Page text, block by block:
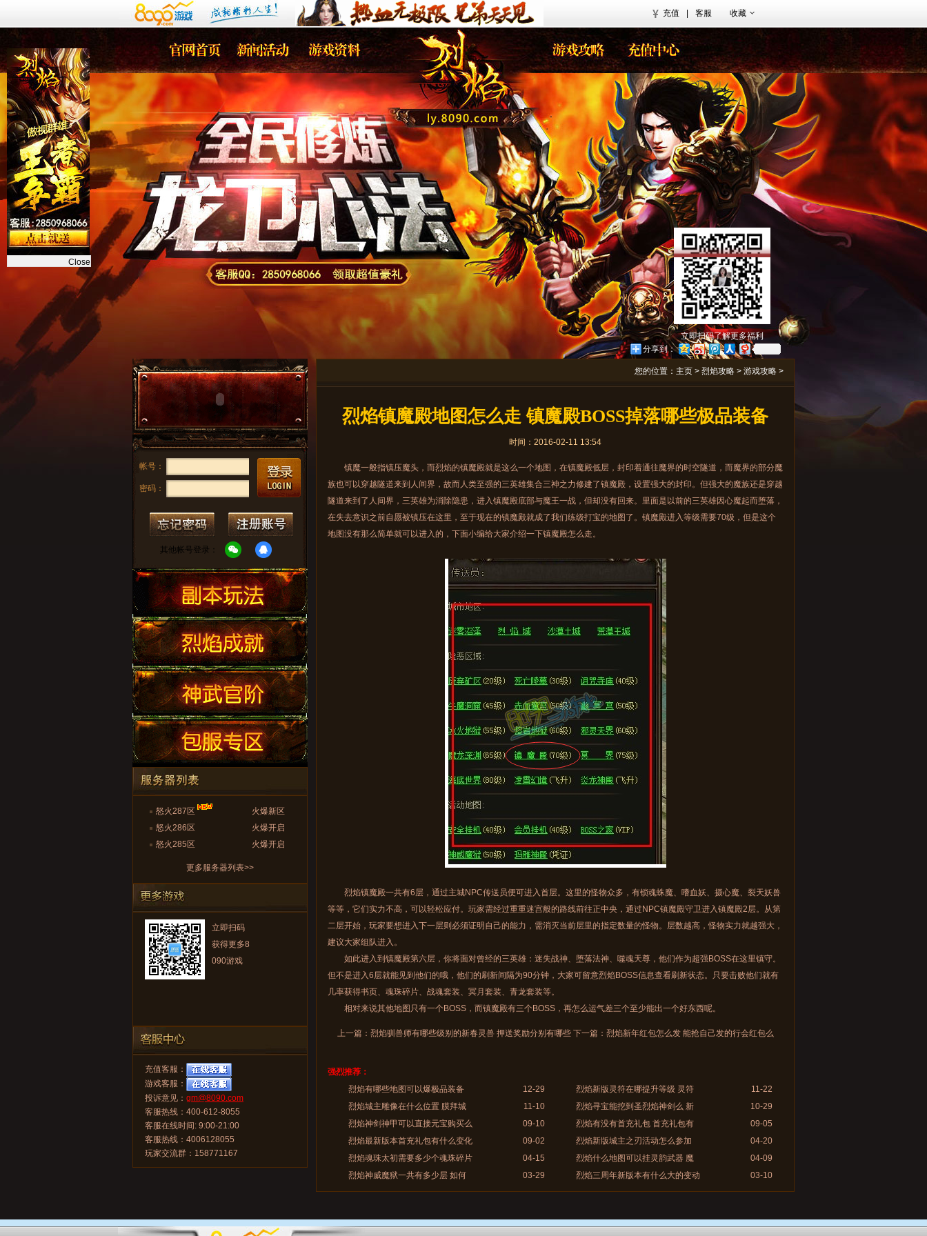
Close
充值 客服 收藏
立即扫码了解更多福利
分享到：
帐号：
密码：
其他帐号登录：
火爆新区
怒火287区
火爆开启
怒火286区
火爆开启
怒火285区
更多服务器列表>>
立即扫码
获得更多8
090游戏
充值客服：
游戏客服：
投诉意见： gm@8090.com
客服热线：400-612-8055
客服在线时间: 9:00-21:00
客服热线：4006128055
玩家交流群：158771167
您的位置： 主页 > 烈焰攻略 > 游戏攻略 >
烈焰镇魔殿地图怎么走 镇魔殿BOSS掉落哪些极品装备
时间：2016-02-11 13:54
镇魔一般指镇压魔头，而烈焰的镇魔殿就是这么一个地图，在镇魔殿低层，封印着通往魔界的时空隧道，而魔界的部分魔
族也可以穿越隧道来到人间界，故而人类至强的三英雄集合三神之力修建了镇魔殿，设置强大的封印。但强大的魔族还是穿越
隧道来到了人间界，三英雄为消除隐患，进入镇魔殿底部与魔王一战，但却没有回来。里面是以前的三英雄因心魔起而堕落，
在失去意识之前自愿被镇压在这里，至于现在的镇魔殿就成了我们练级打宝的地图了。镇魔殿进入等级需要70级，但是这个
地图没有那么简单就可以进入的，下面小编给大家介绍一下镇魔殿怎么走。
烈焰镇魔殿一共有6层，通过主城NPC传送员便可进入首层。这里的怪物众多，有锁魂蛛魔、嗜血妖、摄心魔、裂天妖兽
等等，它们实力不高，可以轻松应付。玩家需经过重重迷宫般的路线前往正中央，通过NPC镇魔殿守卫进入镇魔殿2层。从第
二层开始，玩家要想进入下一层则必须证明自己的能力，需消灭当前层里的指定数量的怪物。层数越高，怪物实力就越强大，
建议大家组队进入。
如此进入到镇魔殿第六层，你将面对曾经的三英雄：迷失战神、堕落法神、噬魂天尊，他们作为超强BOSS在这里镇守。
但不是进入6层就能见到他们的哦，他们的刷新间隔为90分钟，大家可留意烈焰BOSS信息查看刷新状态。只要击败他们就有
几率获得书页、魂珠碎片、战魂套装、冥月套装、青龙套装等。
相对来说其他地图只有一个BOSS，而镇魔殿有三个BOSS，再怎么运气差三个至少能出一个好东西呢。
上一篇： 烈焰驯兽师有哪些级别的新春灵兽 押送奖励分别有哪些下一篇： 烈焰新年红包怎么发 能抢自己发的行会红包么
强烈推荐：
烈焰有哪些地图可以爆极品装备
12-29 烈焰新版灵符在哪提升等级 灵符
11-22
烈焰城主雕像在什么位置 膜拜城
11-10 烈焰寻宝能挖到圣烈焰神剑么 新
10-29
烈焰神剑神甲可以直接元宝购买么
09-10 烈焰有没有首充礼包 首充礼包有
09-05
烈焰最新版本首充礼包有什么变化
09-02 烈焰新版城主之刃活动怎么参加
04-20
烈焰魂珠太初需要多少个魂珠碎片
04-15 烈焰什么地图可以挂灵韵武器 魔
04-09
烈焰神威魔狱一共有多少层 如何
03-29 烈焰三周年新版本有什么大的变动 03-10